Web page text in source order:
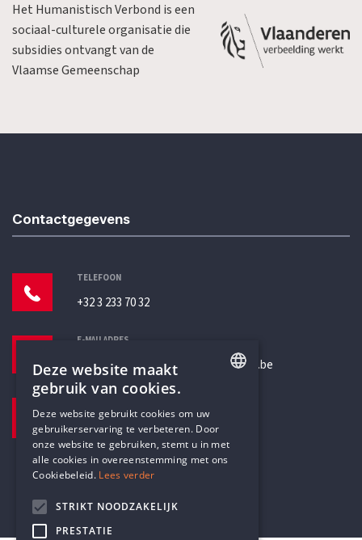
Het Humanistisch Verbond is een
sociaal-culturele organisatie die
subsidies ontvangt van de
Vlaamse Gemeenschap
Contactgegevens
TELEFOON
+32 3 233 70 32
E-MAILADRES
secretariaat@humanistischverbond.be
Pottenbrug 4
Antwerpen, 2000
DUTCH
Deze website maakt
gebruik van cookies.
Deze website gebruikt cookies om uw
gebruikerservaring te verbeteren. Door
onze website te gebruiken, stemt u in met
alle cookies in overeenstemming met ons
Cookiebeleid. Lees verder
STRIKT NOODZAKELIJK
PRESTATIE